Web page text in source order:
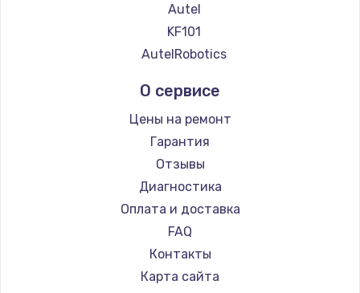
Autel
KF101
AutelRobotics
О сервисе
Цены на ремонт
Гарантия
Отзывы
Диагностика
Оплата и доставка
FAQ
Контакты
Карта сайта